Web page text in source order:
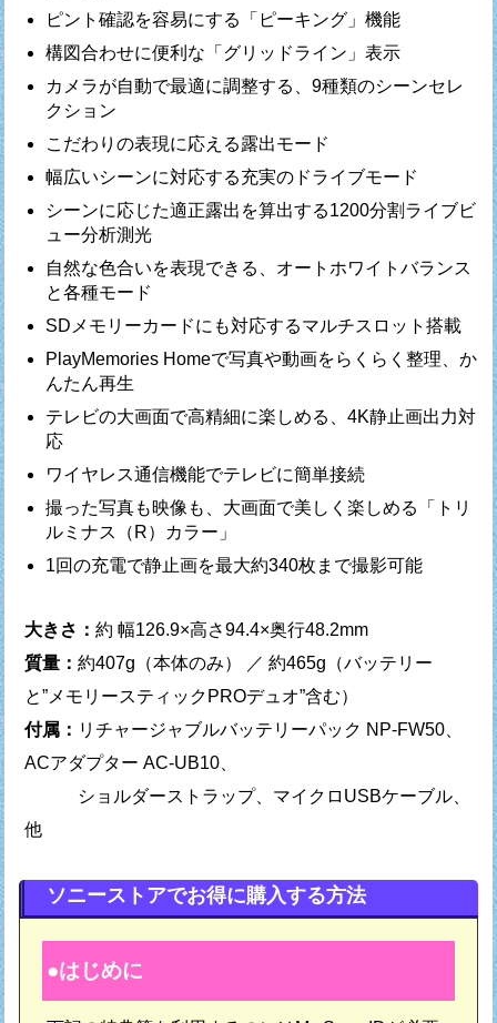
ピント確認を容易にする「ピーキング」機能
構図合わせに便利な「グリッドライン」表示
カメラが自動で最適に調整する、9種類のシーンセレ
クション
こだわりの表現に応える露出モード
幅広いシーンに対応する充実のドライブモード
シーンに応じた適正露出を算出する1200分割ライブビ
ュー分析測光
自然な色合いを表現できる、オートホワイトバランス
と各種モード
SDメモリーカードにも対応するマルチスロット搭載
PlayMemories Homeで写真や動画をらくらく整理、か
んたん再生
テレビの大画面で高精細に楽しめる、4K静止画出力対
応
ワイヤレス通信機能でテレビに簡単接続
撮った写真も映像も、大画面で美しく楽しめる「トリ
ルミナス（R）カラー」
1回の充電で静止画を最大約340枚まで撮影可能
大きさ： 約 幅126.9×高さ94.4×奥行48.2mm
質量： 約407g（本体のみ） ／ 約465g（バッテリー
と”メモリースティックPROデュオ”含む）
付属： リチャージャブルバッテリーパック NP-FW50、
ACアダプター AC-UB10、
ショルダーストラップ、マイクロUSBケーブル、
他
ソニーストアでお得に購入する方法
はじめに